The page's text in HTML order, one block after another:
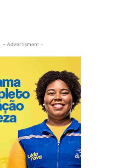
- Advertisment -